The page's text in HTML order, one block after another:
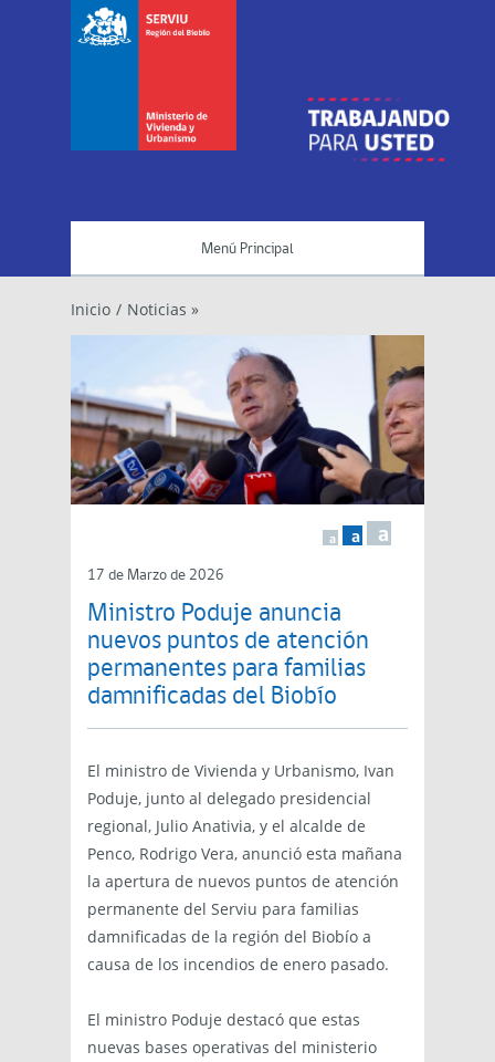
Menú Principal
Inicio / Noticias »
a a a
17 de Marzo de 2026
Ministro Poduje anuncia
nuevos puntos de atención
permanentes para familias
damnificadas del Biobío
El ministro de Vivienda y Urbanismo, Ivan
Poduje, junto al delegado presidencial
regional, Julio Anativia, y el alcalde de
Penco, Rodrigo Vera, anunció esta mañana
la apertura de nuevos puntos de atención
permanente del Serviu para familias
damnificadas de la región del Biobío a
causa de los incendios de enero pasado.
El ministro Poduje destacó que estas
nuevas bases operativas del ministerio